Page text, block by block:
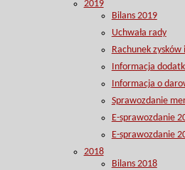
2019
Bilans 2019
Uchwała rady
Rachunek
Informacja
Informacja o
Sprawozdanie
E-sprawozdanie
E-sprawozdanie
2018
Bilans 2018